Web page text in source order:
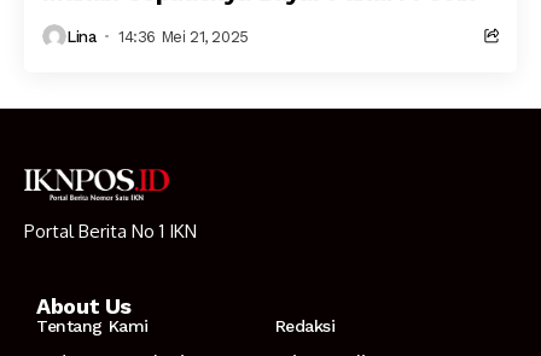
Lina 14:36 Mei 21, 2025
Portal Berita No 1 IKN
About Us
Tentang Kami
Redaksi